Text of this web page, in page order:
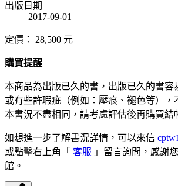
出版日期
2017-09-01
定價： 28,500 元
購買提醒
本商品為出版已久的書，出版已久的書容
或有些許瑕疵（例如：壓痕、褪色等），
本書況不盡相同，請考慮評估後再購買結
如想進一步了解書況詳情，可以來信
或點擊右上角「 客服 」留言詢問，感謝
館。